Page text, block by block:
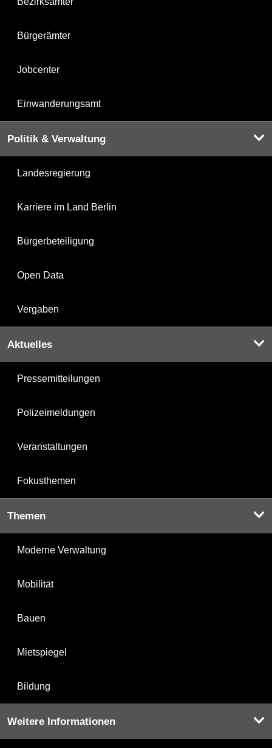
Bürgerämter
Jobcenter
Einwanderungsamt
Politik & Verwaltung
Landesregierung
Karriere im Land Berlin
Bürgerbeteiligung
Open Data
Vergaben
Aktuelles
Pressemitteilungen
Polizeimeldungen
Veranstaltungen
Fokusthemen
Themen
Moderne Verwaltung
Mobilität
Bauen
Mietspiegel
Bildung
Weitere Informationen